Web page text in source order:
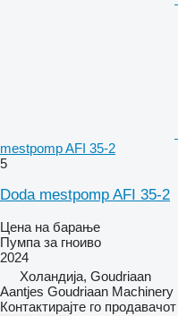
mestpomp AFI 35-2
5
Doda mestpomp AFI 35-2
Цена на барање
Пумпа за гноиво
2024
Холандија, Goudriaan
Aantjes Goudriaan Machinery
Контактирајте го продавачот